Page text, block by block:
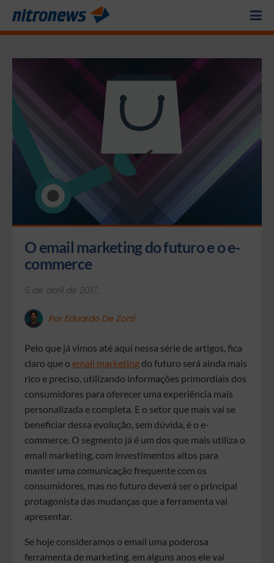
O email marketing do futuro e o e-
commerce
5 de abril de 2017.
Por Eduardo De Zorzi
Pelo que já vimos até aqui nessa série de artigos, fica
claro que o email marketing do futuro será ainda mais
rico e preciso, utilizando informações primordiais dos
consumidores para oferecer uma experiência mais
personalizada e completa. E o setor que mais vai se
beneficiar dessa evolução, sem dúvida, é o e-
commerce. O segmento já é um dos que mais utiliza o
email marketing, com investimentos altos para
manter uma comunicação frequente com os
consumidores, mas no futuro deverá ser o principal
protagonista das mudanças que a ferramenta vai
apresentar.
Se hoje consideramos o email uma poderosa
ferramenta de marketing, em alguns anos ele vai